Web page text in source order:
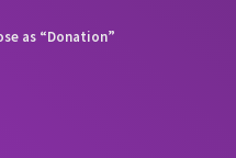
as “Donation”